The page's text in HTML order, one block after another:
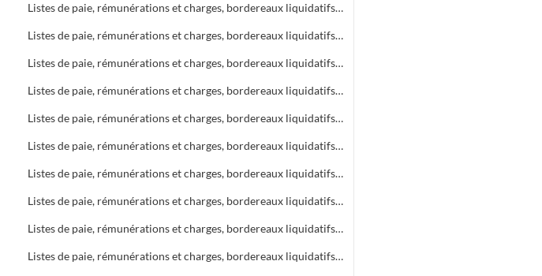
Listes de paie, rémunérations et charges, bordereaux liquidatifs Foyers
Listes de paie, rémunérations et charges, bordereaux liquidatifs Soins infirmiers
Listes de paie, rémunérations et charges, bordereaux liquidatifs C.A.M.S.P.
Listes de paie, rémunérations et charges, bordereaux liquidatifs Bureau d'Aide Sociale (B.A.S.)
Listes de paie, rémunérations et charges, bordereaux liquidatifs Foyers
Listes de paie, rémunérations et charges, bordereaux liquidatifs Bureau d'Aide Sociale (B.A.S.)
Listes de paie, rémunérations et charges, bordereaux liquidatifs C.A.M.S.P.
Listes de paie, rémunérations et charges, bordereaux liquidatifs Soins infirmiers
Listes de paie, rémunérations et charges, bordereaux liquidatifs Bureau d'Aide Sociale (B.A.S.)
Listes de paie, rémunérations et charges, bordereaux liquidatifs C.A.M.S.P.